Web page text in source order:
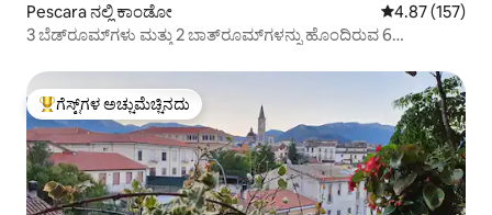
Pescara ನಲ್ಲಿ ಕಾಂಡೋ 5 ರಲ್ಲಿ 4.87
4.87 (157)
3 ಬೆಡ್‌ರೂಮ್‌ಗಳು ಮತ್ತು 2 ಬಾತ್‌ರೂಮ್‌ಗಳನ್ನು ಹೊಂದಿರುವ 6
ಗೆಸ್ಟ್‌ಗಳಿಗೆ ಅತಿ ಹೆಚ್ಚು ಅಚ್ಚುಮೆಚ್ಚಿನದು
ಗೆಸ್ಟ್‌ಗಳ ಅಚ್ಚುಮೆಚ್ಚಿನದು